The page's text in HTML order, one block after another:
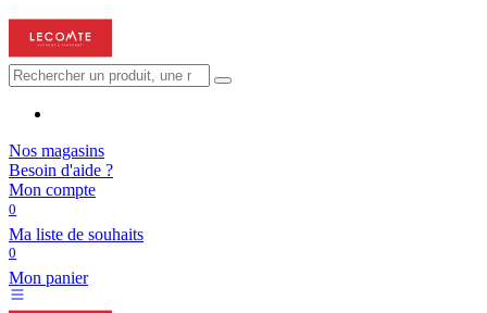
Nos magasins
Besoin d'aide ?
Mon compte
0
Ma liste de souhaits
0
Mon panier